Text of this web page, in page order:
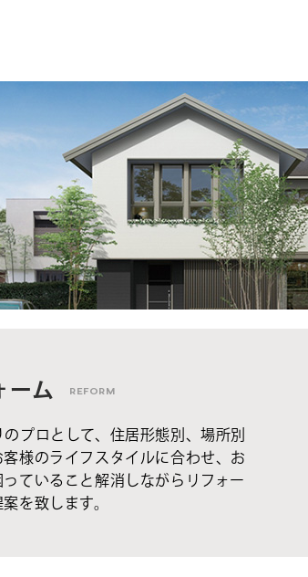
ーム REFORM
のプロとして、住居形態別、場所別
客様のライフスタイルに合わせ、お
ていること解消しながらリフォー
を致します。